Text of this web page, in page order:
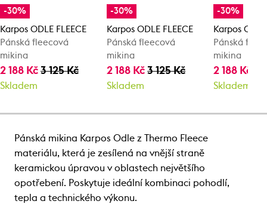
-30%
Karpos ODLE FLEECE
Pánská fleecová
mikina
2 188 Kč 3 125 Kč
Skladem
-30%
Karpos ODLE FLEECE
Pánská fleecová
mikina
2 188 Kč3 125 Kč
Skladem
-30%
Karpos
Pánská
mikina
2 188 Kč
Skladem
Pánská mikina Karpos Odle z Thermo Fleece
materiálu, která je zesílená na vnější straně
keramickou úpravou v oblastech největšího
opotřebení. Poskytuje ideální kombinaci pohodlí,
tepla a technického výkonu.